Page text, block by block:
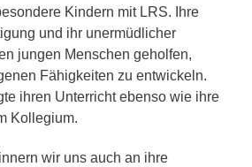
Kindern mit LRS. Ihre
und ihr unermüdlicher
jungen Menschen geholfen,
Fähigkeiten zu entwickeln.
ihren Unterricht ebenso wie ihre
Kollegium.
wir uns auch an ihre